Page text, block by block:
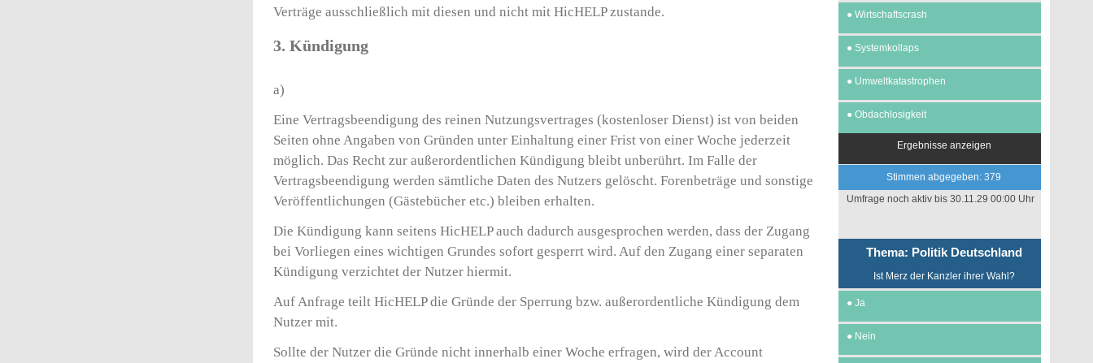
Verträge ausschließlich mit diesen und nicht mit HicHELP zustande.
3. Kündigung
a)
Eine Vertragsbeendigung des reinen Nutzungsvertrages (kostenloser Dienst) ist von beiden
Seiten ohne Angaben von Gründen unter Einhaltung einer Frist von einer Woche jederzeit
möglich. Das Recht zur außerordentlichen Kündigung bleibt unberührt. Im Falle der
Vertragsbeendigung werden sämtliche Daten des Nutzers gelöscht. Forenbeträge und sonstige
Veröffentlichungen (Gästebücher etc.) bleiben erhalten.
Die Kündigung kann seitens HicHELP auch dadurch ausgesprochen werden, dass der Zugang
bei Vorliegen eines wichtigen Grundes sofort gesperrt wird. Auf den Zugang einer separaten
Kündigung verzichtet der Nutzer hiermit.
Auf Anfrage teilt HicHELP die Gründe der Sperrung bzw. außerordentliche Kündigung dem
Nutzer mit.
Sollte der Nutzer die Gründe nicht innerhalb einer Woche erfragen, wird der Account
● Wirtschaftscrash
● Systemkollaps
● Umweltkatastrophen
● Obdachlosigkeit
Ergebnisse anzeigen
Stimmen abgegeben: 379
Umfrage noch aktiv bis 30.11.29 00:00 Uhr
Thema: Politik Deutschland
Ist Merz der Kanzler ihrer Wahl?
● Ja
● Nein